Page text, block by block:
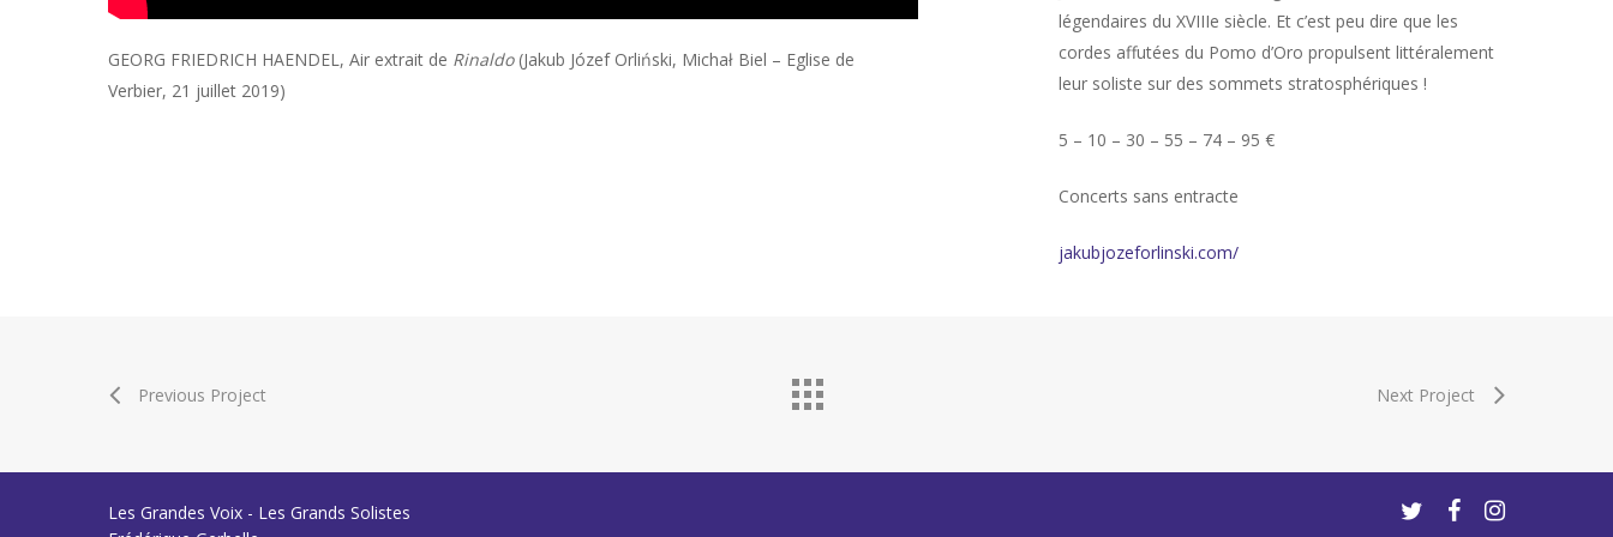
GEORG FRIEDRICH HAENDEL, Air extrait de Rinaldo(Jakub Józef Orliński, Michał Biel – Eglise de
Verbier, 21 juillet 2019)
légendaires du XVIIIe siècle. Et c’est peu dire que les
cordes affutées du Pomo d’Oro propulsent littéralement
leur soliste sur des sommets stratosphériques !
5 – 10 – 30 – 55 – 74 – 95 €
Concerts sans entracte
jakubjozeforlinski.com/
Previous Project Next Project
Les Grandes Voix - Les Grands Solistes
twitterfacebookinstagram